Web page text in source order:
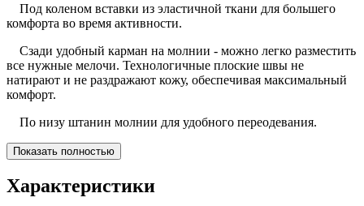
Под коленом вставки из эластичной ткани для большего
комфорта во время активности.
Сзади удобный карман на молнии - можно легко разместить
все нужные мелочи. Технологичные плоские швы не
натирают и не раздражают кожу, обеспечивая максимальный
комфорт.
По низу штанин молнии для удобного переодевания.
Показать полностью
Характеристики